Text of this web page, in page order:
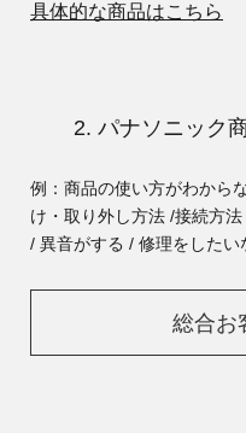
具体的な商品はこちら
2. パナソニック
例：商品の使い方がわから
け・取り外し方法 /接続方
/ 異音がする / 修理をしたい
総合お